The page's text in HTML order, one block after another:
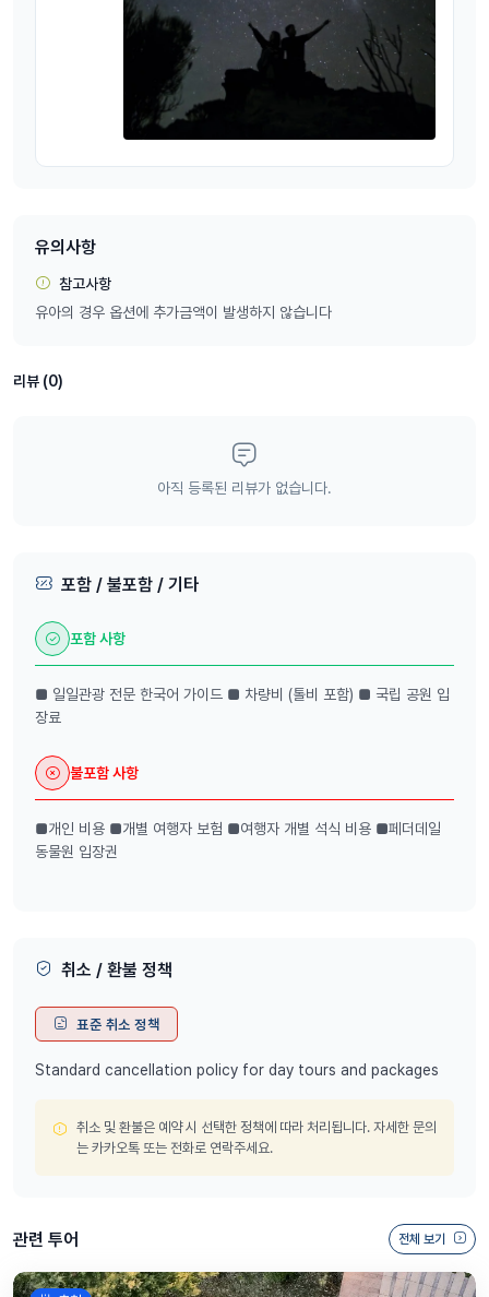
✅ 시드니에서 제일 먼저 출발하는 유일한 여행사
- 손님들의 여유로운 블루마운틴 일정을 위해 다른 여행사보다 30분 먼
⏰ 당일 및 전날 예약 가능합니다.
당일 예약은 문의 주시면 상황에 따라 가능합니다. 주저말고 일단은 문
의주세요.
✅ 링컨스락 잠정 폐쇄 안내
통제되어 아래 기간 동안 방문이 불가합니다
※통제 기간 : 2026년 1월 21일(수) ~ 2026년 4월
(현지 의회 추가 검토 결과에 따라 기간이 연장될 수 있
✅ 투어 진행 안내
을 대체 방문 합니다.
☝ 최고의 베테랑 일일관광 전문 가이드
한인택시 기사나 우버 드라이버가 아닌 일일관광 전문 드라이빙 가이드
등 호주여행의 각종 꿀팁을 재미있게 안내해 드립니다. 무엇이든 물어
보세요!!!
규모 그룹투어 상품입니다.
- 최대 55명까지 모객되어 가는 투어가 아닌 당일 모객수에 따라 최대
13명까지 14인승밴으로 최고의 여행을 만들어드립니다.
- 우리들만의 작은 그룹으로 꼭 필요한 곳에서 딱 맞는 시간을 드리고
으로 킹스테이블랜드 전용 주차장까지 차량으로 편하게 이동하세요.
유의사항
참고사항
유아의 경우 옵션에 추가금액이 발생하지 않습니다
리뷰 (0)
아직 등록된 리뷰가 없습니다.
포함 / 불포함 / 기타
포함 사항
■ 일일관광 전문 한국어 가이드 ■ 차량비 (톨비 포함) ■ 국립 공원 입
장료
불포함 사항
■개인 비용 ■개별 여행자 보험 ■여행자 개별 석식 비용 ■페더데일
동물원 입장권
취소 / 환불 정책
표준 취소 정책
Standard cancellation policy for day tours and packages
취소 및 환불은 예약 시 선택한 정책에 따라 처리됩니다. 자세한 문의
는 카카오톡 또는 전화로 연락주세요.
관련 투어 전체 보기